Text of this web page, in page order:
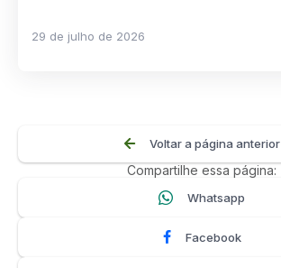
29 de julho de 2026
Voltar a página anterior
Compartilhe essa página:
Whatsapp
Facebook